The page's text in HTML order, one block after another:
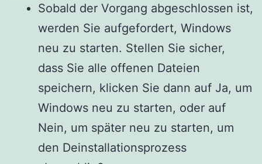
Sobald der Vorgang abgeschlossen ist,
werden Sie aufgefordert, Windows
neu zu starten. Stellen Sie sicher,
dass Sie alle offenen Dateien
speichern, klicken Sie dann auf Ja, um
Windows neu zu starten, oder auf
Nein, um später neu zu starten, um
den Deinstallationsprozess